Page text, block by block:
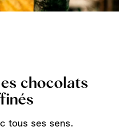
chocolats
tous ses sens.